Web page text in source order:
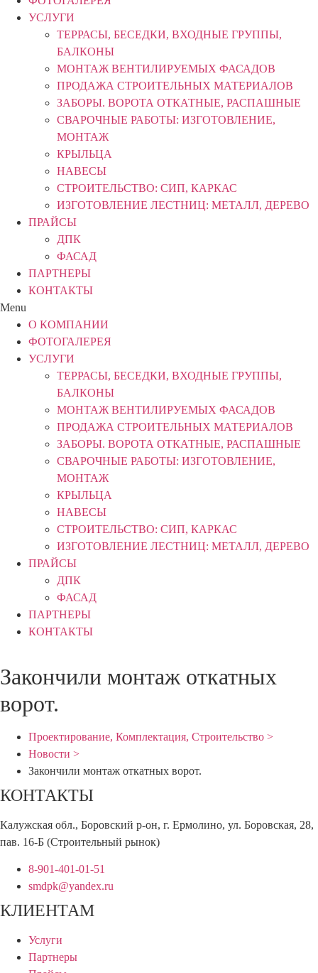
УСЛУГИ
ТЕРРАСЫ, БЕСЕДКИ, ВХОДНЫЕ ГРУППЫ,
БАЛКОНЫ
МОНТАЖ ВЕНТИЛИРУЕМЫХ ФАСАДОВ
ПРОДАЖА СТРОИТЕЛЬНЫХ МАТЕРИАЛОВ
ЗАБОРЫ. ВОРОТА ОТКАТНЫЕ, РАСПАШНЫЕ
СВАРОЧНЫЕ РАБОТЫ: ИЗГОТОВЛЕНИЕ,
МОНТАЖ
КРЫЛЬЦА
НАВЕСЫ
СТРОИТЕЛЬСТВО: СИП, КАРКАС
ИЗГОТОВЛЕНИЕ ЛЕСТНИЦ: МЕТАЛЛ, ДЕРЕВО
ПРАЙСЫ
ДПК
ФАСАД
ПАРТНЕРЫ
КОНТАКТЫ
Menu
О КОМПАНИИ
ФОТОГАЛЕРЕЯ
УСЛУГИ
ТЕРРАСЫ, БЕСЕДКИ, ВХОДНЫЕ ГРУППЫ,
БАЛКОНЫ
МОНТАЖ ВЕНТИЛИРУЕМЫХ ФАСАДОВ
ПРОДАЖА СТРОИТЕЛЬНЫХ МАТЕРИАЛОВ
ЗАБОРЫ. ВОРОТА ОТКАТНЫЕ, РАСПАШНЫЕ
СВАРОЧНЫЕ РАБОТЫ: ИЗГОТОВЛЕНИЕ,
МОНТАЖ
КРЫЛЬЦА
НАВЕСЫ
СТРОИТЕЛЬСТВО: СИП, КАРКАС
ИЗГОТОВЛЕНИЕ ЛЕСТНИЦ: МЕТАЛЛ, ДЕРЕВО
ПРАЙСЫ
ДПК
ФАСАД
ПАРТНЕРЫ
КОНТАКТЫ
Закончили монтаж откатных
ворот.
Проектирование, Комплектация, Строительство >
Новости >
Закончили монтаж откатных ворот.
КОНТАКТЫ
Калужская обл., Боровский р-он, г. Ермолино, ул. Боровская, 28,
пав. 16-Б (Строительный рынок)
8-901-401-01-51
smdpk@yandex.ru
КЛИЕНТАМ
Услуги
Партнеры